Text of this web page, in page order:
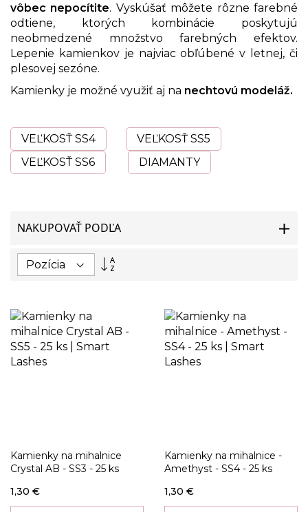
vôbec nepocítite. Vyskúšať môžete rôzne farebné
odtiene, ktorých kombinácie poskytujú
neobmedzené množstvo farebných efektov.
Lepenie kamienkov je najviac obľúbené v letnej, či
plesovej sezóne.
Kamienky je možné využiť aj na nechtovú modeláž.
VEĽKOSŤ SS4
VEĽKOSŤ SS5
VEĽKOSŤ SS6
DIAMANTY
NAKUPOVAŤ PODĽA
Nastaviť
Kamienky na mihalnice
Crystal AB - SS3 - 25 ks
1,30 €
Kamienky na mihalnice -
Amethyst - SS4 - 25 ks
1,30 €